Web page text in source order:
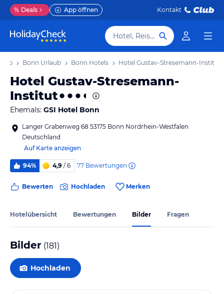
% Deals App öffnen Kontakt
Hotel, Reiseziel
Bonn Urlaub Bonn Hotels Hotel Gustav-Stresemann-Institut
Hotel Gustav-Stresemann-
Institut
Ehemals: GSI Hotel Bonn
Langer Grabenweg 68 53175 Bonn Nordrhein-Westfalen
Deutschland
Auf Karte anzeigen
94% 4,9 / 6 77 Bewertungen
Bewerten Hochladen Merken
Hotelübersicht Bewertungen Bilder Fragen
Bilder (181)
Hochladen